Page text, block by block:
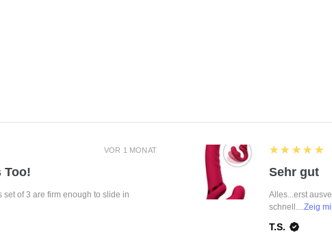
VOR 1 MONAT
Too!
set of 3 are firm enough to slide in
5
★★★★★
Sehr gut
Alles...erst
schnell....Zeig
T.S.